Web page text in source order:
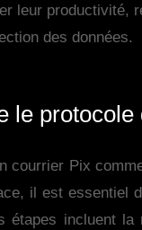
leur productivité,
des données.
le
courrier Pix
il est essentiel
incluent la